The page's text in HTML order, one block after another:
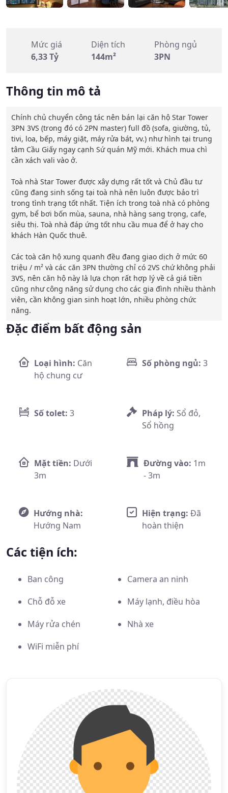
Mức giá
6,33 Tỷ
Diện tích
144m²
Phòng ngủ
3PN
Thông tin mô tả
Chính chủ chuyển công tác nên bán lại căn hộ Star Tower
3PN 3VS (trong đó có 2PN master) full đồ (sofa, giường, tủ,
tivi, loa, bếp, máy giặt, máy rửa bát, vv.) như hình tại trung
tâm Cầu Giấy ngay cạnh Sứ quán Mỹ mới. Khách mua chì
cần xách vali vào ở.
Toà nhà Star Tower được xây dựng rất tốt và Chủ đầu tư
cũng đang sinh sống tại toà nhà nên luôn được bảo trì
trong tình trạng tốt nhất. Tiện ích trong toà nhà có phòng
gym, bể bơi bốn mùa, sauna, nhà hàng sang trọng, cafe,
siêu thị. Toà nhà đáp ứng tốt nhu cầu mua để ở hay cho
khách Hàn Quốc thuê.
Các toà căn hộ xung quanh đều đang giao dịch ở mức 60
triệu / m² và các căn 3PN thường chỉ có 2VS chứ không phải
3VS, nên căn hộ này là lựa chọn rất hợp lý về cả giá tiền
cũng như công năng sử dụng cho các gia đình nhiều thành
viên, cần không gian sinh hoạt lớn, nhiều phòng chức
năng.
Đặc điểm bất động sản
Loại hình: Căn
hộ chung cư
Số phòng ngủ: 3
Số tolet: 3 Pháp lý: Sổ đỏ,
Sổ hồng
Mặt tiền: Dưới
3m
Đường vào: 1m
- 3m
Hướng nhà:
Hướng Nam
Hiện trạng: Đã
hoàn thiện
Các tiện ích:
Ban công
Camera an ninh
Chỗ đỗ xe
Máy lạnh, điều hòa
Máy rửa chén
Nhà xe
WiFi miễn phí